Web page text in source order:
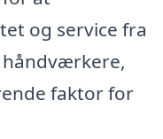
og service fra
faktor for